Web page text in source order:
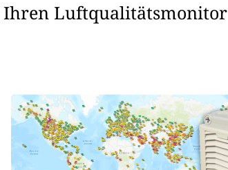
Ihren Luftqualitätsmonitor